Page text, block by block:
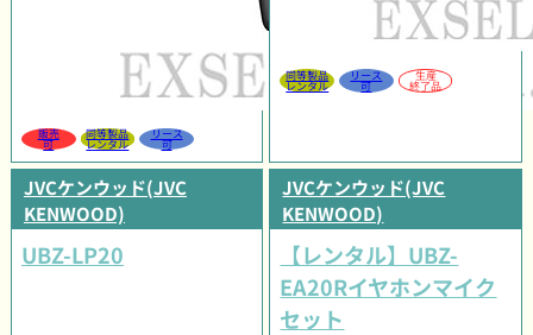
販売
可
同等製品
レンタル
リース
可
同等製品
レンタル
リース
可
生産
終了品
JVCケンウッド(JVC
KENWOOD)
UBZ-LP20
JVCケンウッド(JVC
KENWOOD)
【レンタル】UBZ-
EA20Rイヤホンマイク
セット